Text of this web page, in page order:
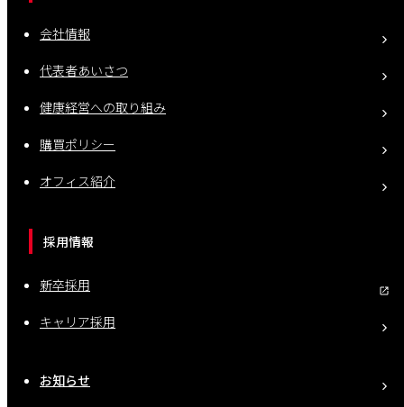
会社情報
代表者あいさつ
健康経営への取り組み
購買ポリシー
オフィス紹介
採用情報
新卒採用
キャリア採用
お知らせ